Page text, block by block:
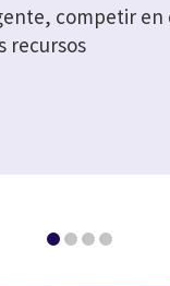
competir en
recursos